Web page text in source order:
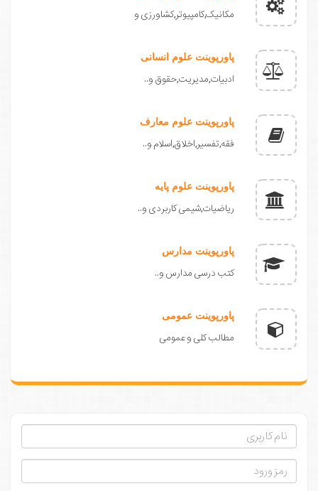
مکانیک,کامپیوتر,کشاورزی و
پاورپوینت علوم انسانی
ادبیات,مدیریت,حقوق و..
پاورپوینت علوم معارف
فقه,تفسیر,اخلاق,اسلام و..
پاورپوینت علوم پایه
ریاضیات,شیمی کاربردی و..
پاورپوینت مدارس
کتب درسی مدارس و..
پاورپوینت عمومی
مطالب کلی و عمومی